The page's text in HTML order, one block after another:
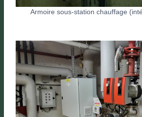
Armoire sous-station chauffage